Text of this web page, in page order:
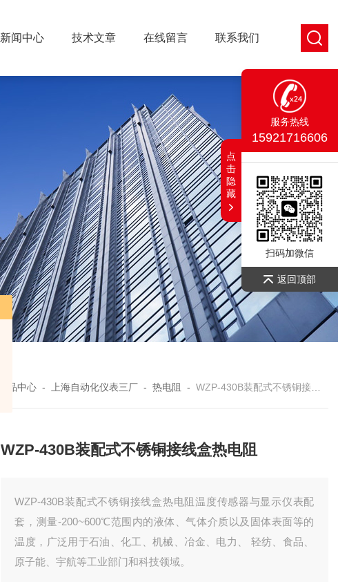
新闻中心 技术文章 在线留言 联系我们
产品中心 - 上海自动化仪表三厂 -热电阻 -WZP-430B装配式不锈铜接线盒热电阻
WZP-430B装配式不锈铜接线盒热电阻
WZP-430B装配式不锈铜接线盒热电阻温度传感器与显示仪表配
套，测量-200~600℃范围内的液体、气体介质以及固体表面等的
温度，广泛用于石油、化工、机械、冶金、电力、 轻纺、食品、
原子能、宇航等工业部门和科技领域。
服务热线
15921716606
扫码加微信
返回顶部
点
击
隐
藏